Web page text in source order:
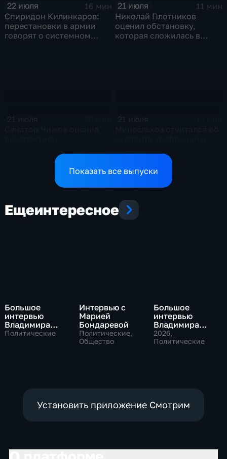
22 июля
16 мин
Спиридон Килинкаров:
перестановки в армии
говорят о системном
21 июля
11 мин
Николай Плотников
оценил обстановку,
которая сложилась в
конфликтов на Ближнем
Востоке и диалог с
аграриев топливом
Показать все выпуски
Ещеинтересное
Большое
интервью
Владимира
Путина Сергею
Политические
Интервью с
Марией
Бондаревой
Политические,
Общество
Большое
интервью
Владимира
Соловьева
Роджеру
2026,
Политические
Установить приложение Смотрим